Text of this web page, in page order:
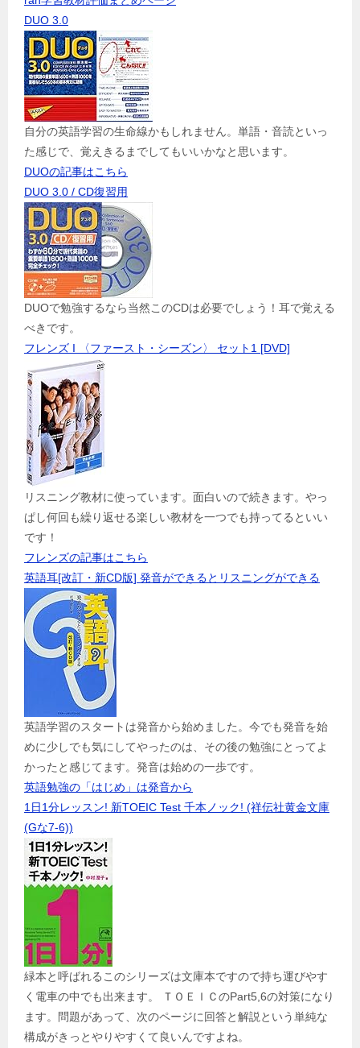
DUO 3.0
自分の英語学習の生命線かもしれません。単語・音読といっ
た感じで、覚えきるまでしてもいいかなと思います。
DUOの記事はこちら
DUO 3.0 / CD復習用
DUOで勉強するなら当然このCDは必要でしょう！耳で覚える
べきです。
フレンズ I 〈ファースト・シーズン〉 セット1 [DVD]
リスニング教材に使っています。面白いので続きます。やっ
ぱし何回も繰り返せる楽しい教材を一つでも持ってるといい
です！
フレンズの記事はこちら
英語耳[改訂・新CD版] 発音ができるとリスニングができる
英語学習のスタートは発音から始めました。今でも発音を始
めに少しでも気にしてやったのは、その後の勉強にとってよ
かったと感じてます。発音は始めの一歩です。
英語勉強の「はじめ」は発音から
1日1分レッスン! 新TOEIC Test 千本ノック! (祥伝社黄金文庫
(Gな7-6))
緑本と呼ばれるこのシリーズは文庫本ですので持ち運びやす
く電車の中でも出来ます。 ＴＯＥＩＣのPart5,6の対策になり
ます。問題があって、次のページに回答と解説という単純な
構成がきっとやりやすくて良いんですよね。